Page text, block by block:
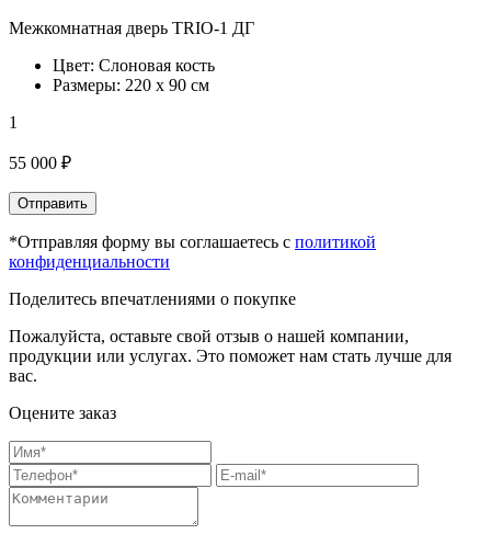
Межкомнатная дверь TRIO-1 ДГ
Цвет: Слоновая кость
Размеры: 220 х 90 см
1
55 000 ₽
Отправить
*Отправляя форму вы соглашаетесь с политикой
конфиденциальности
Поделитесь впечатлениями о покупке
Пожалуйста, оставьте свой отзыв о нашей компании,
продукции или услугах. Это поможет нам стать лучше для
вас.
Оцените заказ